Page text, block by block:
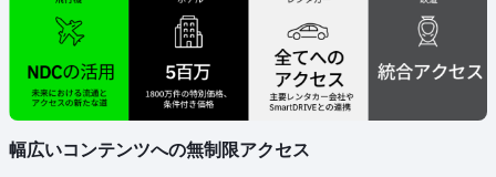
幅広いコンテンツへの無制限アクセス